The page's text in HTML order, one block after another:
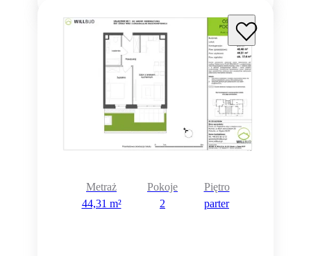
Metraż
44,31 m²
Pokoje
2
Piętro
parter